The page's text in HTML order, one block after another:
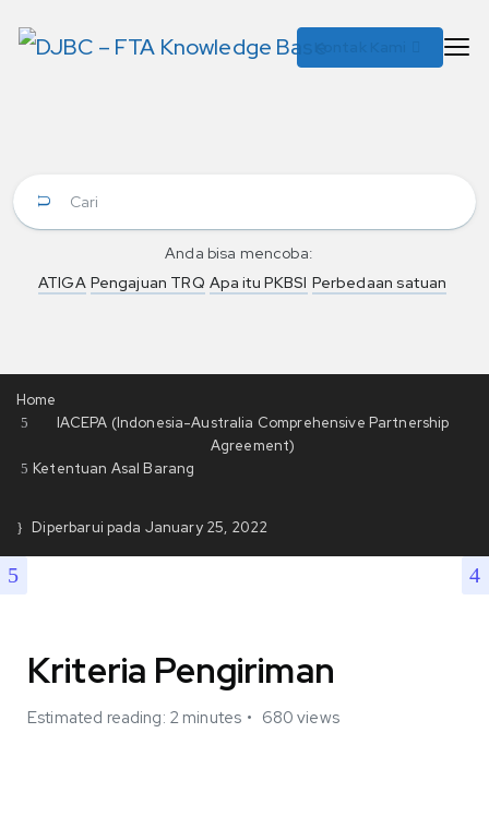
Anda bisa mencoba:
ATIGA Pengajuan TRQ Apa itu PKBSI Perbedaan satuan
Home
IACEPA (Indonesia-Australia Comprehensive Partnership
Agreement)
Ketentuan Asal Barang
Diperbarui pada January 25, 2022
Kriteria Pengiriman
Estimated reading: 2 minutes 680 views